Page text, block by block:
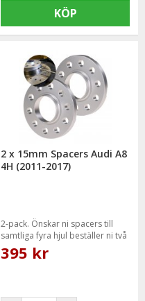
KÖP
2 x 15mm Spacers Audi A8
4H (2011-2017)
2-pack. Önskar ni spacers till
samtliga fyra hjul beställer ni två
paket.
395 kr